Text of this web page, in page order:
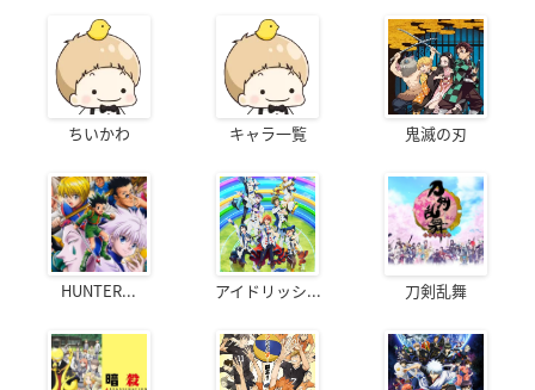
ちいかわ キャラ一覧 鬼滅の刃
HUNTER... アイドリッシ... 刀剣乱舞